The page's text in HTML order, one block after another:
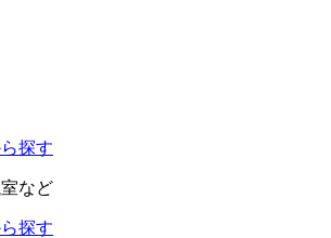
探す
など
探す